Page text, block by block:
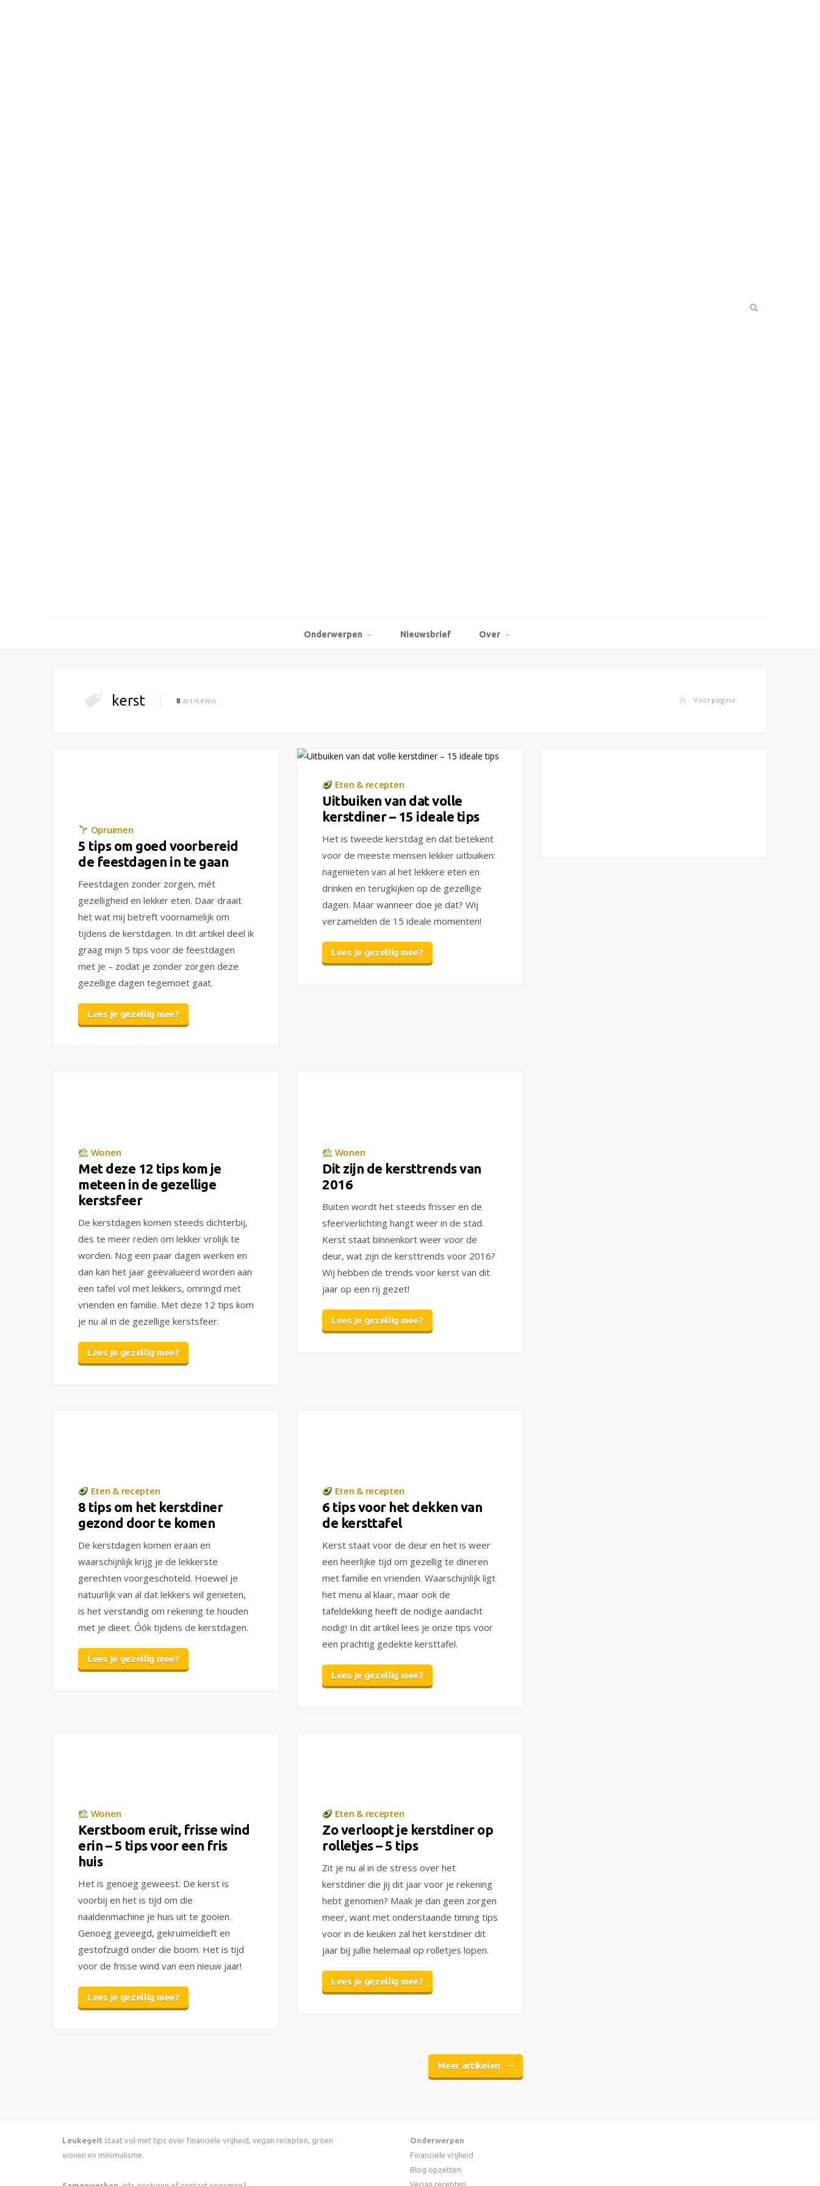
Onderwerpen Nieuwsbrief Over
kerst 8 artikelen Voorpagina
Opruimen
5 tips om goed voorbereid
de feestdagen in te gaan
Feestdagen zonder zorgen, mét
gezelligheid en lekker eten. Daar draait
het wat mij betreft voornamelijk om
tijdens de kerstdagen. In dit artikel deel ik
graag mijn 5 tips voor de feestdagen
met je – zodat je zonder zorgen deze
gezellige dagen tegemoet gaat.
Lees je gezellig mee?
Eten & recepten
Uitbuiken van dat volle
kerstdiner – 15 ideale tips
Het is tweede kerstdag en dat betekent
voor de meeste mensen lekker uitbuiken:
nagenieten van al het lekkere eten en
drinken en terugkijken op de gezellige
dagen. Maar wanneer doe je dat? Wij
verzamelden de 15 ideale momenten!
Lees je gezellig mee?
Wonen
Met deze 12 tips kom je
meteen in de gezellige
kerstsfeer
De kerstdagen komen steeds dichterbij,
des te meer reden om lekker vrolijk te
worden. Nog een paar dagen werken en
dan kan het jaar geëvalueerd worden aan
een tafel vol met lekkers, omringd met
vrienden en familie. Met deze 12 tips kom
je nu al in de gezellige kerstsfeer.
Lees je gezellig mee?
Wonen
Dit zijn de kersttrends van
2016
Buiten wordt het steeds frisser en de
sfeerverlichting hangt weer in de stad.
Kerst staat binnenkort weer voor de
deur, wat zijn de kersttrends voor 2016?
Wij hebben de trends voor kerst van dit
jaar op een rij gezet!
Lees je gezellig mee?
Eten & recepten
8 tips om het kerstdiner
gezond door te komen
De kerstdagen komen eraan en
waarschijnlijk krijg je de lekkerste
gerechten voorgeschoteld. Hoewel je
natuurlijk van al dat lekkers wil genieten,
is het verstandig om rekening te houden
met je dieet. Óók tijdens de kerstdagen.
Lees je gezellig mee?
Eten & recepten
6 tips voor het dekken van
de kersttafel
Kerst staat voor de deur en het is weer
een heerlijke tijd om gezellig te dineren
met familie en vrienden. Waarschijnlijk ligt
het menu al klaar, maar ook de
tafeldekking heeft de nodige aandacht
nodig! In dit artikel lees je onze tips voor
een prachtig gedekte kersttafel.
Lees je gezellig mee?
Wonen
Kerstboom eruit, frisse wind
erin – 5 tips voor een fris
huis
Het is genoeg geweest. De kerst is
voorbij en het is tijd om die
naaldenmachine je huis uit te gooien.
Genoeg geveegd, gekruimeldieft en
gestofzuigd onder die boom. Het is tijd
voor de frisse wind van een nieuw jaar!
Lees je gezellig mee?
Eten & recepten
Zo verloopt je kerstdiner op
rolletjes – 5 tips
Zit je nu al in de stress over het
kerstdiner die jij dit jaar voor je rekening
hebt genomen? Maak je dan geen zorgen
meer, want met onderstaande timing tips
voor in de keuken zal het kerstdiner dit
jaar bij jullie helemaal op rolletjes lopen.
Lees je gezellig mee?
Meer artikelen
Leukegeit staat vol met tips over financiële vrijheid, vegan recepten, groen
wonen en minimalisme.
Onderwerpen
Financiële vrijheid
Blog opzetten
Vegan recepten